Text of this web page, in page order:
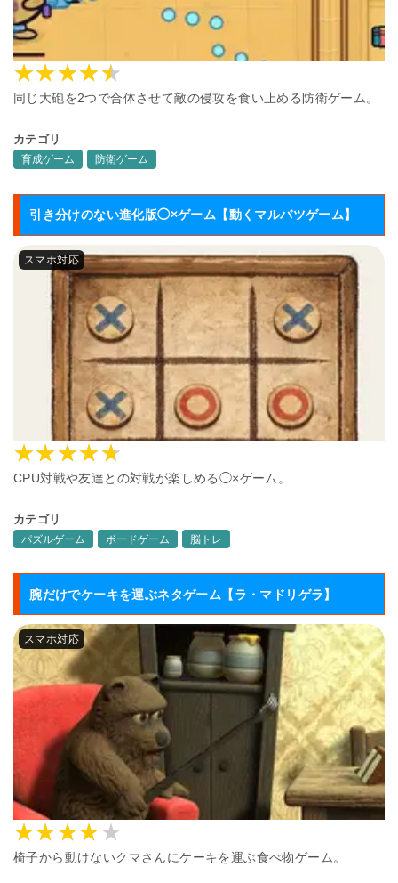
同じ大砲を2つで合体させて敵の侵攻を食い止める防衛ゲーム。
カテゴリ
育成ゲーム
防衛ゲーム
引き分けのない進化版◯×ゲーム【動くマルバツゲーム】
CPU対戦や友達との対戦が楽しめる◯×ゲーム。
カテゴリ
パズルゲーム
ボードゲーム 脳トレ
腕だけでケーキを運ぶネタゲーム【ラ・マドリゲラ】
椅子から動けないクマさんにケーキを運ぶ食べ物ゲーム。